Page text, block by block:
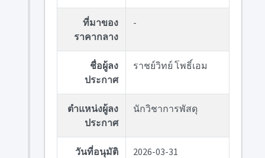
ที่มาของ
ราคากลาง
-
ชื่อผู้ลง
ประกาศ
ราชย์วิทย์ โพธิ์เอม
ตำแหน่งผู้ลง
ประกาศ
นักวิชาการพัสดุ
วันที่อนุมัติ
2026-03-31